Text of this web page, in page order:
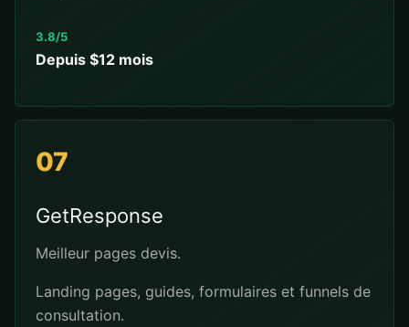
3.8/5
Depuis $12 mois
07
GetResponse
Meilleur pages devis.
Landing pages, guides, formulaires et funnels de
consultation.